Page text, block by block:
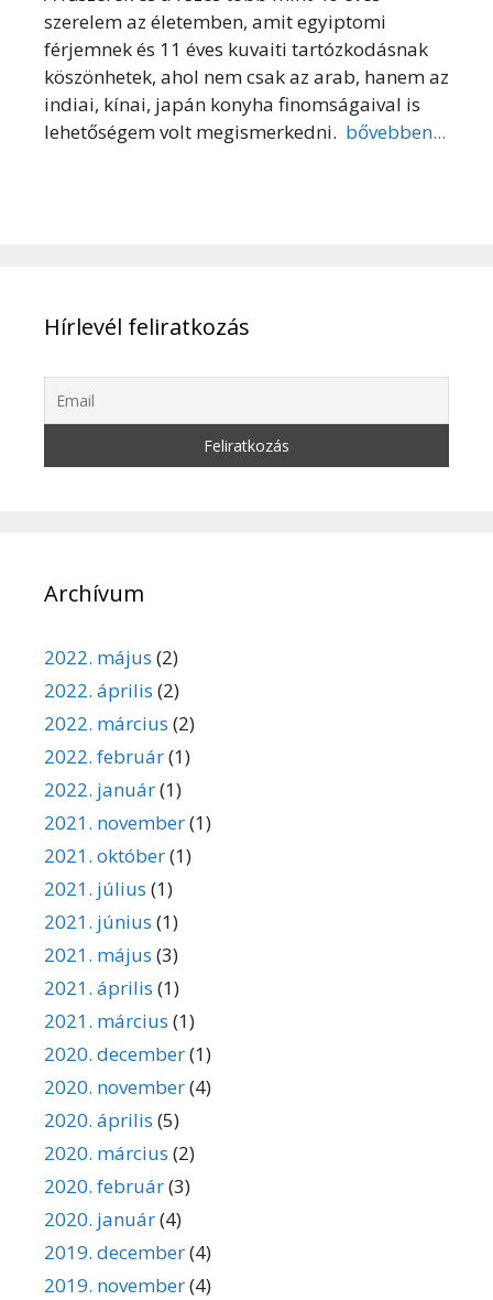
szerelem az életemben, amit egyiptomi
férjemnek és 11 éves kuvaiti tartózkodásnak
köszönhetek, ahol nem csak az arab, hanem az
indiai, kínai, japán konyha finomságaival is
lehetőségem volt megismerkedni. bővebben...
Hírlevél feliratkozás
Archívum
2022. május (2)
2022. április (2)
2022. március (2)
2022. február(1)
2022. január(1)
2021. november(1)
2021. október(1)
2021. július (1)
2021. június (1)
2021. május (3)
2021. április (1)
2021. március (1)
2020. december(1)
2020. november(4)
2020. április (5)
2020. március (2)
2020. február(3)
2020. január(4)
2019. december(4)
2019. november(4)